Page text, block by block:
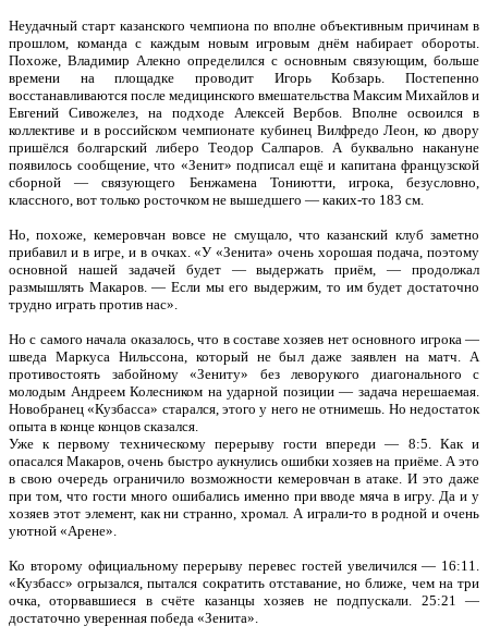
Неудачный старт казанского чемпиона по вполне объективным причинам в
прошлом, команда с каждым новым игровым днём набирает обороты.
Похоже, Владимир Алекно определился с основным связующим, больше
времени на площадке проводит Игорь Кобзарь. Постепенно
восстанавливаются после медицинского вмешательства Максим Михайлов и
Евгений Сивожелез, на подходе Алексей Вербов. Вполне освоился в
коллективе и в российском чемпионате кубинец Вилфредо Леон, ко двору
пришёлся болгарский либеро Теодор Салпаров. А буквально накануне
появилось сообщение, что «Зенит» подписал ещё и капитана французской
сборной — связующего Бенжамена Тониютти, игрока, безусловно,
классного, вот только росточком не вышедшего — каких-то 183 см.
Но, похоже, кемеровчан вовсе не смущало, что казанский клуб заметно
прибавил и в игре, и в очках. «У «Зенита» очень хорошая подача, поэтому
основной нашей задачей будет — выдержать приём, — продолжал
размышлять Макаров. — Если мы его выдержим, то им будет достаточно
трудно играть против нас».
Но с самого начала оказалось, что в составе хозяев нет основного игрока —
шведа Маркуса Нильссона, который не был даже заявлен на матч. А
противостоять забойному «Зениту» без леворукого диагонального с
молодым Андреем Колесником на ударной позиции — задача нерешаемая.
Новобранец «Кузбасса» старался, этого у него не отнимешь. Но недостаток
опыта в конце концов сказался.
Уже к первому техническому перерыву гости впереди — 8:5. Как и
опасался Макаров, очень быстро аукнулись ошибки хозяев на приёме. А это
в свою очередь ограничило возможности кемеровчан в атаке. И это даже
при том, что гости много ошибались именно при вводе мяча в игру. Да и у
хозяев этот элемент, как ни странно, хромал. А играли-то в родной и очень
уютной «Арене».
Ко второму официальному перерыву перевес гостей увеличился — 16:11.
«Кузбасс» огрызался, пытался сократить отставание, но ближе, чем на три
очка, оторвавшиеся в счёте казанцы хозяев не подпускали. 25:21 —
достаточно уверенная победа «Зенита».